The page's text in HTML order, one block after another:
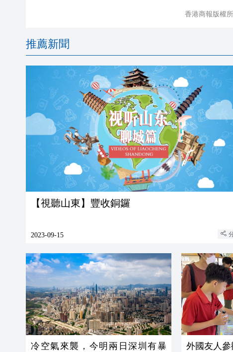
香港商報版權
推薦新聞
【視聽山東】豐收銅鑼
2023-09-15
冷空氣來襲，今明兩日深圳有暴
外國友人